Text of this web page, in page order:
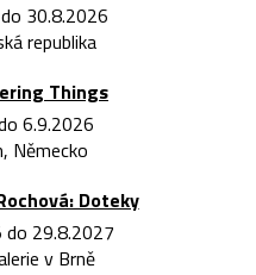
30.8.2026
republika
Things
6.9.2026
Německo
Doteky
29.8.2027
v Brně